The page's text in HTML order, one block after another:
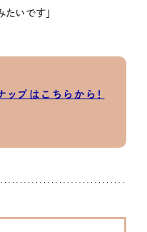
たいです」
プはこちらから！